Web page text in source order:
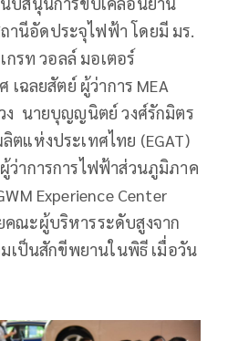
นีอัดประจุไฟฟ้า โดยมี มร.
กรท วอลล์ มอเตอร์
เฉลยสัตย์ ผู้ว่าการ MEA
ง นายบุญญนิตย์ วงศ์รักมิตร
ตแห่งประเทศไทย (EGAT)
ว่าการการไฟฟ้าส่วนภูมิภาค
Experience Center
ณะผู้บริหารระดับสูงจาก
มเป็นสักขีพยานในพิธี เมื่อวัน